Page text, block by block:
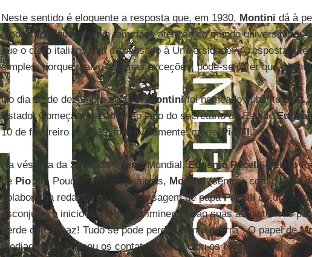
Neste sentido é eloquente a resposta que, em 1930, Montini dá à
modos com que a Igreja tem dado atenção ao mundo universitário:
que o clero italiano tem dispensado à Universidade? A resposta é
simples; porque, salvo algumas exceções, pode-se dizer que
No dia 13 de dezembro de 1937Montinifoi nomeado substituto da
Estado. Começa a trabalhar ao lado do secretário de Estado
10 de fevereiro de 1939, improvisamente, morrePio XI.
Na véspera da Segunda Guerra Mundial,Eugenio Pacellié eleito
de Pio XII.Poucas semanas depois, Montini(sempre com o título
colabora na redação da radiomensagem de papaPacellido dia 24
esconjurar o inicio da guerra, já iminente; são suas as históricas
perde com a paz! Tudo se pode perder com a guerra". O papel de
mediador que buscou os contatos e propiciou os encontros.